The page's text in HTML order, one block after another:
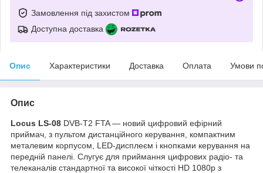
Замовлення під захистом
Доступна доставка
Опис Характеристики Доставка Оплата Умови
Опис
Locus LS-08 DVB-T2 FTA — новий цифровий ефірний
приймач, з пультом дистанційного керування, компактним
металевим корпусом, LED-дисплеєм і кнопками керування на
передній панелі. Слугує для приймання цифрових радіо- та
телеканалів стандартної та високої чіткості HD 1080p з